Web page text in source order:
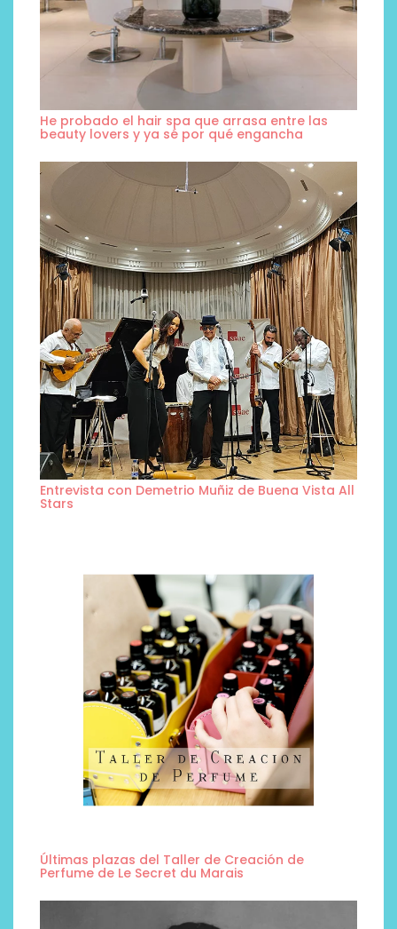
He probado el hair spa que arrasa entre las
beauty lovers y ya sé por qué engancha
Entrevista con Demetrio Muñiz de Buena Vista All
Stars
Últimas plazas del Taller de Creación de
Perfume de Le Secret du Marais